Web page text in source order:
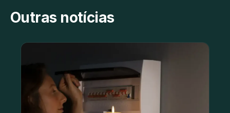
Outras notícias